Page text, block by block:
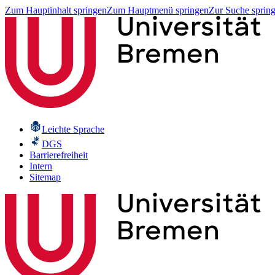
Zum Hauptinhalt springenZum Hauptmenü springenZur Suche
Leichte Sprache
DGS
Barrierefreiheit
Intern
Sitemap